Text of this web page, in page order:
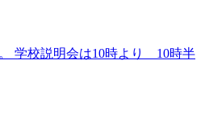
学校説明会は10時より 10時半